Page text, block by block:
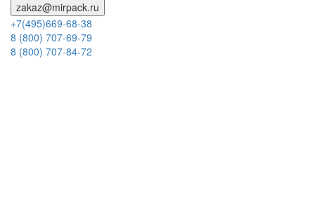
zakaz@mirpack.ru
+7(495)669-68-38
8 (800) 707-69-79
8 (800) 707-84-72